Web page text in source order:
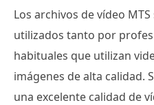
Los archivos de vídeo
utilizados tanto por
habituales que utilizan
imágenes de alta calidad.
una excelente calidad de